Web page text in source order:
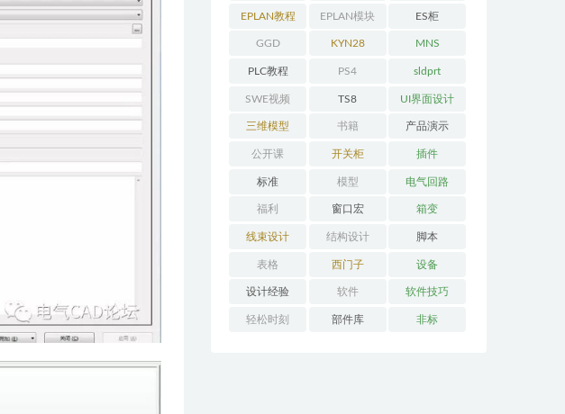
ase教程
EPLAN教程 EPLAN模块 ES柜
GGD KYN28 MNS
PLC教程 PS4 sldprt
SWE视频 TS8 UI界面设计
三维模型 书籍 产品演示
公开课 开关柜 插件
标准 模型 电气回路
福利 窗口宏 箱变
线束设计 结构设计 脚本
表格 西门子 设备
设计经验 软件 软件技巧
轻松时刻 部件库 非标